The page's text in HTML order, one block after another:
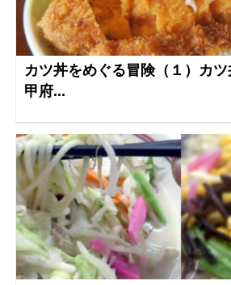
カツ丼をめぐる冒険（１）カ
甲府...